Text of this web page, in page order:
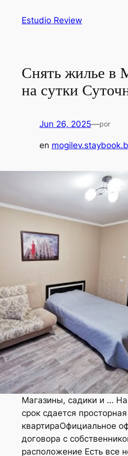
Estudio Review
Снять жилье в
на сутки
Jun 26, 2025—por
en
Магазины, садики и …
срок сдается
квартираОфициальное
договора с
расположение Есть все